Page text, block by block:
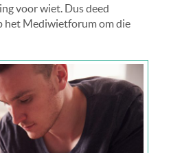
voor wiet. Dus deed
het Mediwietforum om die